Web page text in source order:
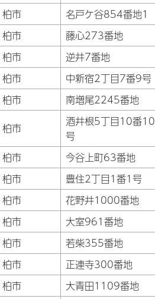
柏市
名戸ケ谷854番地1
柏市
藤心273番地
柏市
逆井7番地
柏市
中新宿2丁目7番9号
柏市
南増尾2245番地
柏市
酒井根5丁目10番10
号
柏市
今谷上町63番地
柏市
豊住2丁目1番1号
柏市
花野井1000番地
柏市
大室961番地
柏市
若柴355番地
柏市
正連寺300番地
柏市
大青田1109番地